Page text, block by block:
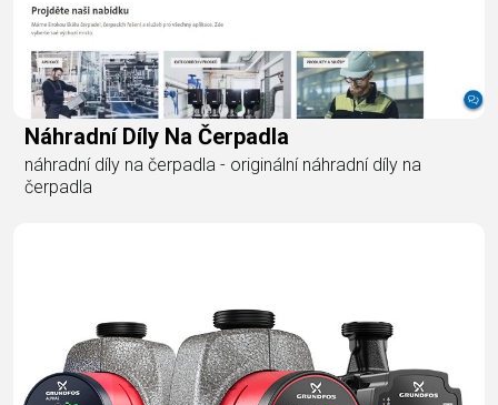
Náhradní Díly Na Čerpadla
náhradní díly na čerpadla - originální náhradní díly na
čerpadla